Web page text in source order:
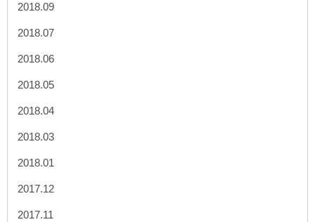
2018.09
2018.07
2018.06
2018.05
2018.04
2018.03
2018.01
2017.12
2017.11